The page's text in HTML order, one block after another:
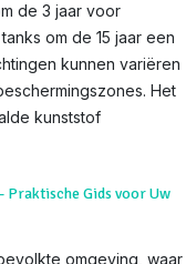
de 3 jaar voor
om de 15 jaar een
kunnen variëren
Het
kunststof
Praktische Gids voor Uw
omgeving, waar